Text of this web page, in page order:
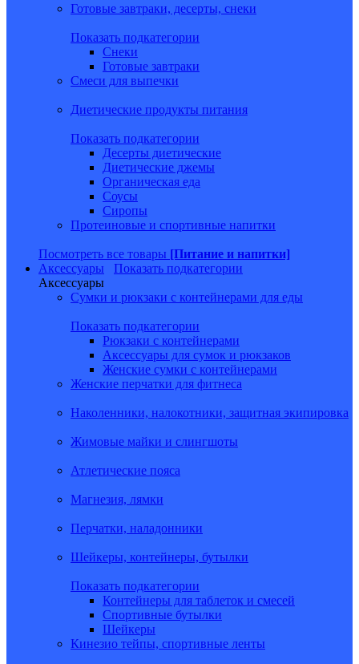
Готовые завтраки, десерты, снеки
Показать подкатегории
Снеки
Готовые завтраки
Смеси для выпечки
Диетические продукты питания
Показать подкатегории
Десерты диетические
Диетические джемы
Органическая еда
Соусы
Сиропы
Протеиновые и спортивные напитки
Посмотреть все товары [Питание и напитки]
Аксессуары
Показать подкатегории
Аксессуары
Сумки и рюкзаки с контейнерами для еды
Показать подкатегории
Рюкзаки с контейнерами
Аксессуары для сумок и рюкзаков
Женские сумки с контейнерами
Женские перчатки для фитнеса
Наколенники, налокотники, защитная экипировка
Жимовые майки и слингшоты
Атлетические пояса
Магнезия, лямки
Перчатки, наладонники
Шейкеры, контейнеры, бутылки
Показать подкатегории
Контейнеры для таблеток и смесей
Спортивные бутылки
Шейкеры
Кинезио тейпы, спортивные ленты